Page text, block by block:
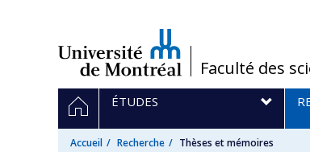
/Faculté des
Navigation
principale
ACCUEIL
ÉTUDES
Accueil Recherche Thèses et mémoires